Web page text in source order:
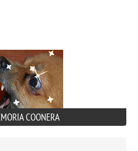
COONERA